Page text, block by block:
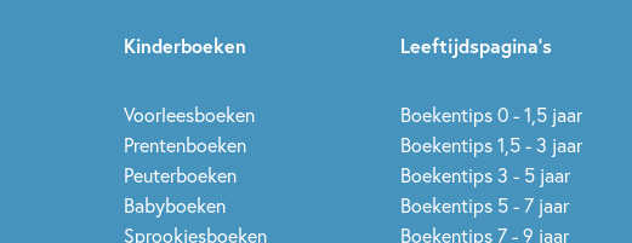
Kinderboeken
Voorleesboeken
Prentenboeken
Peuterboeken
Babyboeken
Sprookjesboeken
Leeftijdspagina’s
Boekentips 0 - 1,5 jaar
Boekentips 1,5 - 3 jaar
Boekentips 3 - 5 jaar
Boekentips 5 - 7 jaar
Boekentips 7 - 9 jaar